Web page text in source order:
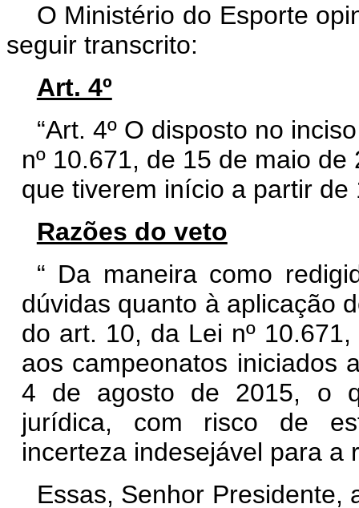
O Ministério do Esporte
seguir transcrito:
Art. 4º
“Art. 4º O disposto no
nº 10.671, de 15 de maio
que tiverem início a partir de
Razões do veto
“ Da maneira como
dúvidas quanto à aplicação
do art. 10, da Lei nº
aos campeonatos iniciados
4 de agosto de 2015, o
jurídica, com risco de
incerteza indesejável para
Essas, Senhor Presidente,